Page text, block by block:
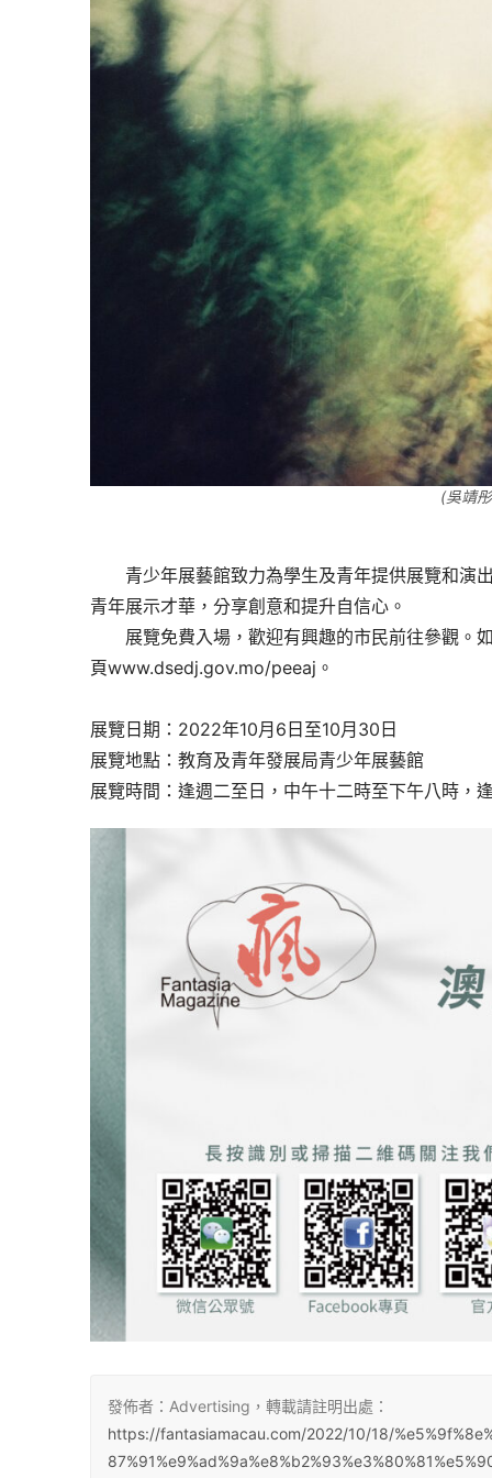
(吳靖
青少年展藝館致力為學生及青年提供展覽和演
青年展示才華，分享創意和提升自信心。
展覽免費入場，歡迎有興趣的市民前往參觀。
頁www.dsedj.gov.mo/peeaj。
展覽日期：2022年10月6日至10月30日
展覽地點：教育及青年發展局青少年展藝館
展覽時間：逢週二至日，中午十二時至下午八時，
發佈者：Advertising，轉載請註明出處：
https://fantasiamacau.com/2022/10/18/